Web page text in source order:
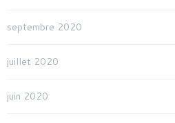
septembre 2020
juillet 2020
juin 2020